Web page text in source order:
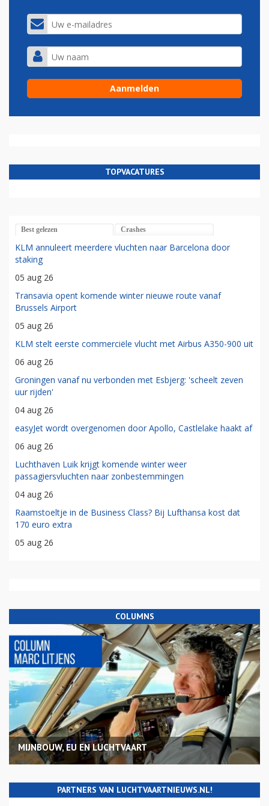
TOPVACATURES
Best gelezen Crashes
KLM annuleert meerdere vluchten naar Barcelona door
staking
05 aug 26
Transavia opent komende winter nieuwe route vanaf
Brussels Airport
05 aug 26
KLM stelt eerste commerciële vlucht met Airbus A350-900 uit
06 aug 26
Groningen vanaf nu verbonden met Esbjerg: 'scheelt zeven
uur rijden'
04 aug 26
easyJet wordt overgenomen door Apollo, Castlelake haakt af
06 aug 26
Luchthaven Luik krijgt komende winter weer
passagiersvluchten naar zonbestemmingen
04 aug 26
Raamstoeltje in de Business Class? Bij Lufthansa kost dat
170 euro extra
05 aug 26
COLUMNS
MIJNBOUW, EU EN LUCHTVAART
PARTNERS VAN LUCHTVAARTNIEUWS.NL!